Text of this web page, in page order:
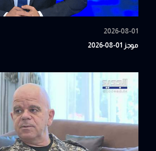
2026-08-01
موجز 01-08-2026